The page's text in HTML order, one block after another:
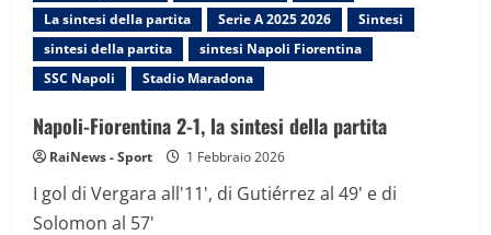
La sintesi della partita
Serie A 2025 2026
Sintesi
sintesi della partita
sintesi Napoli Fiorentina
SSC Napoli
Stadio Maradona
Napoli-Fiorentina 2-1, la sintesi della partita
RaiNews - Sport 1 Febbraio 2026
I gol di Vergara all'11', di Gutiérrez al 49' e di
Solomon al 57'